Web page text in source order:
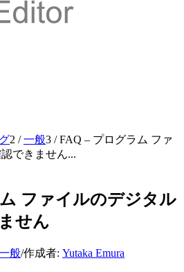
2 / 一般3 / FAQ – プログラム ファ
できません...
ファイルのデジタル
せん
般/作成者: Yutaka Emura